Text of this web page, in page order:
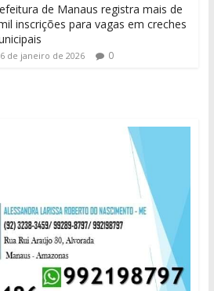
de Manaus registra mais de
inscrições para vagas em creches
6 de janeiro de 2026 0